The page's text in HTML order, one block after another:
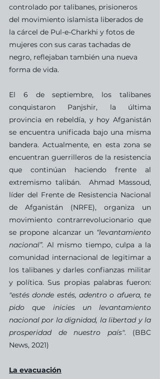
controlado por talibanes, prisioneros
del movimiento islamista liberados de
la cárcel de Pul-e-Charkhi y fotos de
mujeres con sus caras tachadas de
negro, reflejaban también una nueva
forma de vida.
El 6 de septiembre, los talibanes
conquistaron Panjshir, la última
provincia en rebeldía, y hoy Afganistán
se encuentra unificada bajo una misma
bandera. Actualmente, en esta zona se
encuentran guerrilleros de la resistencia
que continúan haciendo frente al
extremismo talibán.  Ahmad Massoud,
líder del Frente de Resistencia Nacional
de Afganistán (NRFE), organiza un
movimiento contrarrevolucionario que
se propone alcanzar un “levantamiento
nacional”. Al mismo tiempo, culpa a la
comunidad internacional de legitimar a
los talibanes y darles confianzas militar
"estés donde estés, adentro o afuera, te
pido que inicies un levantamiento
nacional por la dignidad, la libertad y la
prosperidad de nuestro país". (BBC
News, 2021)
La evacuación